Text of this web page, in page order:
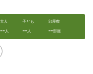
3115）をご予約の末ご利
んのでご注意下さい
ロケーション！
素晴らしい景色が広がり
大人
--人
子ども
--人
部屋数
--部屋